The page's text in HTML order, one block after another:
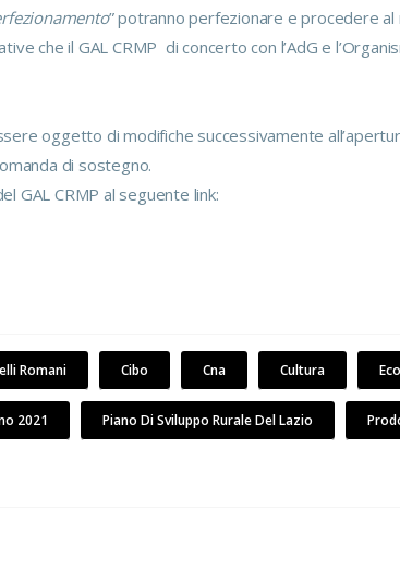
” potranno perfezionare e procedere al
che il GAL CRMP di concerto con l’AdG e
oggetto di modifiche successivamente
di sostegno.
GAL CRMP al seguente link:
Romani Cibo Cna Cultura
2021 Piano Di Sviluppo Rurale Del Lazio